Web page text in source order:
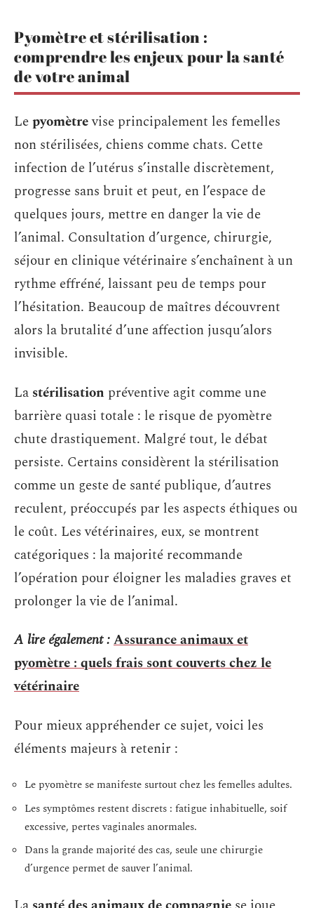
Pyomètre et stérilisation :
comprendre les enjeux pour la santé
de votre animal
Lepyomètrevise principalement les femelles
non stérilisées, chiens comme chats. Cette
infection de l’utérus s’installe discrètement,
progresse sans bruit et peut, en l’espace de
quelques jours, mettre en danger la vie de
l’animal. Consultation d’urgence, chirurgie,
séjour en clinique vétérinaire s’enchaînent à un
rythme effréné, laissant peu de temps pour
l’hésitation. Beaucoup de maîtres découvrent
alors la brutalité d’une affection jusqu’alors
invisible.
La stérilisation préventive agit comme une
barrière quasi totale : le risque de pyomètre
chute drastiquement. Malgré tout, le débat
persiste. Certains considèrent la stérilisation
comme un geste de santé publique, d’autres
reculent, préoccupés par les aspects éthiques ou
le coût. Les vétérinaires, eux, se montrent
catégoriques : la majorité recommande
l’opération pour éloigner les maladies graves et
prolonger la vie de l’animal.
A lire également :Assurance animaux et
pyomètre : quels frais sont couverts chez le
vétérinaire
Pour mieux appréhender ce sujet, voici les
éléments majeurs à retenir :
Le pyomètre se manifeste surtout chez les femelles adultes.
Les symptômes restent discrets : fatigue inhabituelle, soif
excessive, pertes vaginales anormales.
Dans la grande majorité des cas, seule une chirurgie
d’urgence permet de sauver l’animal.